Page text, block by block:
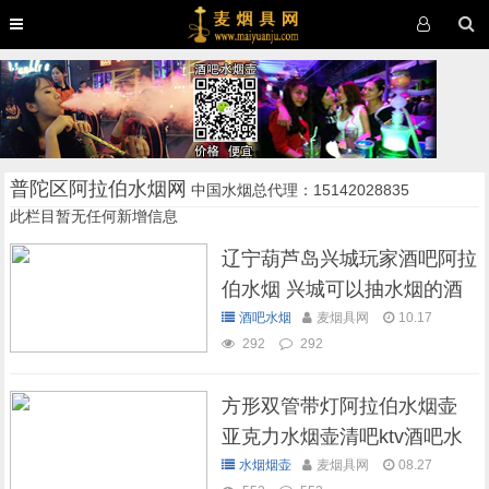
普陀区阿拉伯水烟网 中国水烟总代理：15142028835
此栏目暂无任何新增信息
辽宁葫芦岛兴城玩家酒吧阿拉
伯水烟 兴城可以抽水烟的酒
吧酒吧水烟 麦烟具网
10.17
292
292
方形双管带灯阿拉伯水烟壶
亚克力水烟壶清吧ktv酒吧水
烟壶水烟烟壶 麦烟具网
08.27